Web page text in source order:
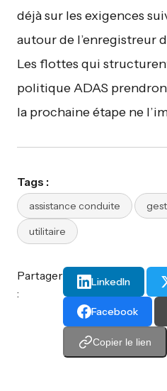
déjà sur les exigences
autour de l’enregistreur
Les flottes qui
politique ADAS
la prochaine étape ne
Tags :
assistance conduite
utilitaire
Partager
:
LinkedIn
Facebook
Copier le lien